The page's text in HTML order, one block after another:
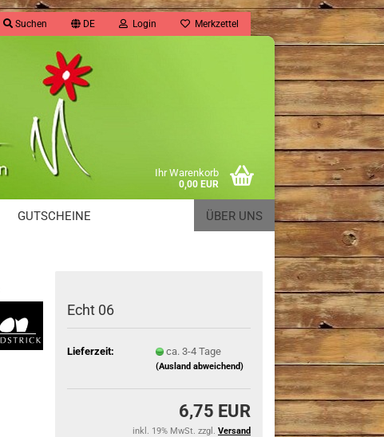
Suchen DE Login Merkzettel
Ihr Warenkorb
0,00 EUR
GUTSCHEINE ÜBER UNS
Echt 06
Lieferzeit: ca. 3-4 Tage
(Ausland abweichend)
6,75 EUR
inkl. 19% MwSt. zzgl. Versand